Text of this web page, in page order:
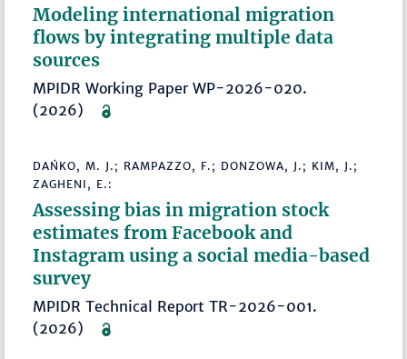
Modeling international migration
flows by integrating multiple data
sources
MPIDR Working Paper WP-2026-020.
(2026)
DAŃKO, M. J.; RAMPAZZO, F.; DONZOWA, J.; KIM, J.;
ZAGHENI, E.:
Assessing bias in migration stock
estimates from Facebook and
Instagram using a social media-based
survey
MPIDR Technical Report TR-2026-001.
(2026)